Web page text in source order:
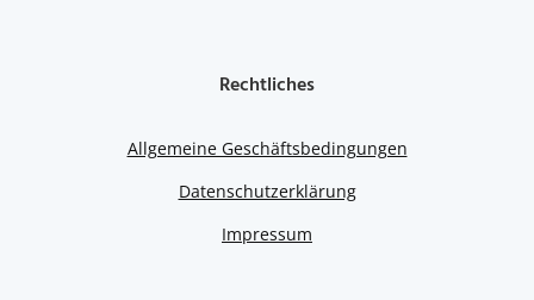
Rechtliches
Allgemeine Geschäftsbedingungen
Datenschutzerklärung
Impressum